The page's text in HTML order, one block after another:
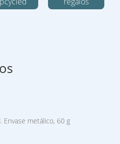
metálico, 60 g